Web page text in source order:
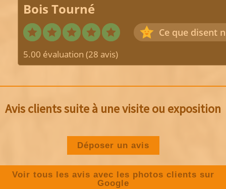
Bois Tourné
Ce que disent
5.00 évaluation (28 avis)
Avis clients suite à une visite ou exposition
Déposer un avis
Voir tous les avis avec les photos clients sur
Google